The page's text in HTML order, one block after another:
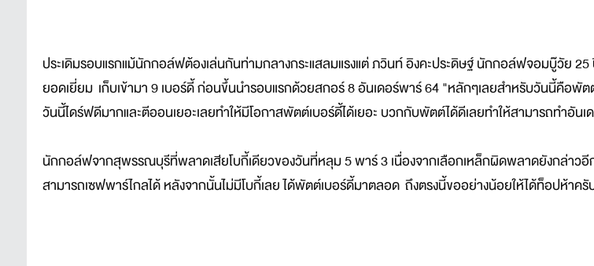
ประเดิมรอบแรกแม้นักกอล์ฟต้องเล่นกันท่ามกลางกระแสลมแรงแต่ ภวินท์ อิงคะประดิษฐ์ นักกอล์ฟจอมบู๊วัย
ยอดเยี่ยม เก็บเข้ามา 9 เบอร์ดี้ ก่อนขึ้นนำรอบแรกด้วยสกอร์ 8 อันเดอร์พาร์ 64 "หลักๆเลยสำหรับวันนี้คือพั
วันนี้ไดร์ฟดีมากและตีออนเยอะเลยทำให้มีโอกาสพัตต์เบอร์ดี้ได้เยอะ บวกกับพัตต์ได้ดีเลยทำให้สามารถทำอันเ
นักกอล์ฟจากสุพรรณบุรีที่พลาดเสียโบกี้เดียวของวันที่หลุม 5 พาร์ 3 เนื่องจากเลือกเหล็กผิดพลาดยังกล่าว
สามารถเซฟพาร์ไกลได้ หลังจากนั้นไม่มีโบกี้เลย ได้พัตต์เบอร์ดี้มาตลอด ถึงตรงนี้ขออย่างน้อยให้ได้ท็อปห้าครั